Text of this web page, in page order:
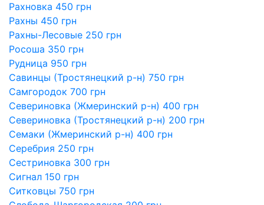
Рахновка 450 грн
Рахны 450 грн
Рахны-Лесовые 250 грн
Росоша 350 грн
Рудница 950 грн
Савинцы (Тростянецкий р-н) 750 грн
Самгородок 700 грн
Севериновка (Жмеринский р-н) 400 грн
Севериновка (Тростянецкий р-н) 200 грн
Семаки (Жмеринский р-н) 400 грн
Серебрия 250 грн
Сестриновка 300 грн
Сигнал 150 грн
Ситковцы 750 грн